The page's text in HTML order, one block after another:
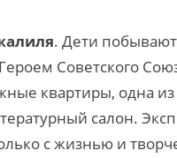
. Дети
Советского
квартиры, одна
салон.
с жизнью и